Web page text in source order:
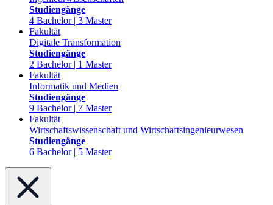
Studiengänge
4 Bachelor | 3 Master
Fakultät
Digitale Transformation
Studiengänge
2 Bachelor | 1 Master
Fakultät
Informatik und Medien
Studiengänge
9 Bachelor | 7 Master
Fakultät
Wirtschaftswissenschaft und Wirtschaftsingenieurwesen
Studiengänge
6 Bachelor | 5 Master